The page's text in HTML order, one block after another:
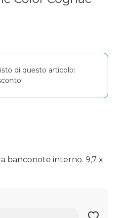
di questo articolo:
banconote interno. 9,7 x